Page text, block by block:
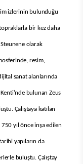
izlerinin bulunduğu
topraklarla bir kez daha
Steunene olarak
resim,
sanat alanlarında
bulunan Zeus
Çalıştaya katılan
750 yıl önce inşa edilen
yapıların da
buluştu. Çalıştay